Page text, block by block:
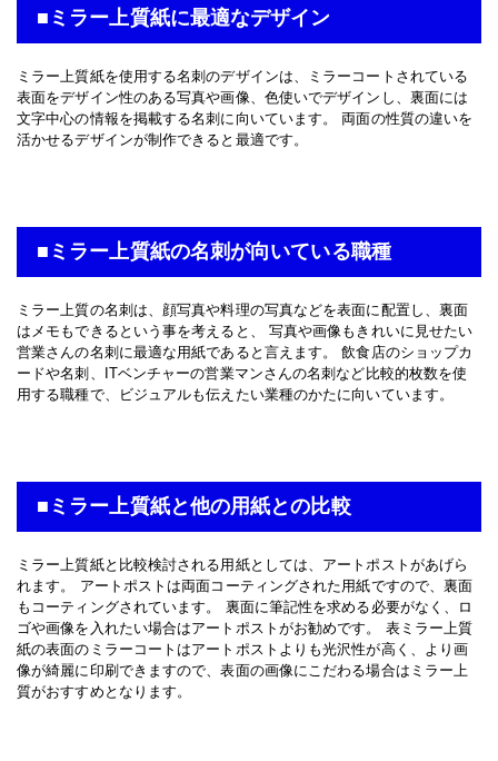
■ミラー上質紙に最適なデザイン
ミラー上質紙を使用する名刺のデザインは、ミラーコートされている
表面をデザイン性のある写真や画像、色使いでデザインし、裏面には
文字中心の情報を掲載する名刺に向いています。 両面の性質の違いを
活かせるデザインが制作できると最適です。
■ミラー上質紙の名刺が向いている職種
ミラー上質の名刺は、顔写真や料理の写真などを表面に配置し、裏面
はメモもできるという事を考えると、 写真や画像もきれいに見せたい
営業さんの名刺に最適な用紙であると言えます。 飲食店のショップカ
ードや名刺、ITベンチャーの営業マンさんの名刺など比較的枚数を使
用する職種で、ビジュアルも伝えたい業種のかたに向いています。
■ミラー上質紙と他の用紙との比較
ミラー上質紙と比較検討される用紙としては、アートポストがあげら
れます。 アートポストは両面コーティングされた用紙ですので、裏面
もコーティングされています。 裏面に筆記性を求める必要がなく、ロ
ゴや画像を入れたい場合はアートポストがお勧めです。 表ミラー上質
紙の表面のミラーコートはアートポストよりも光沢性が高く、より画
像が綺麗に印刷できますので、表面の画像にこだわる場合はミラー上
質がおすすめとなります。